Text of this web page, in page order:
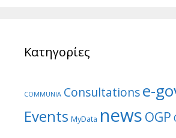
Κατηγορίες
COMMUNIA Consultationse-
Events MyData news OGP